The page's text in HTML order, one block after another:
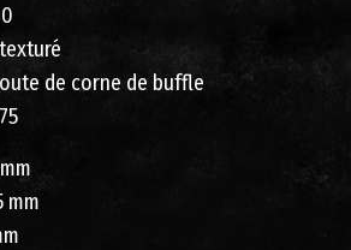
de corne de buffle
mm